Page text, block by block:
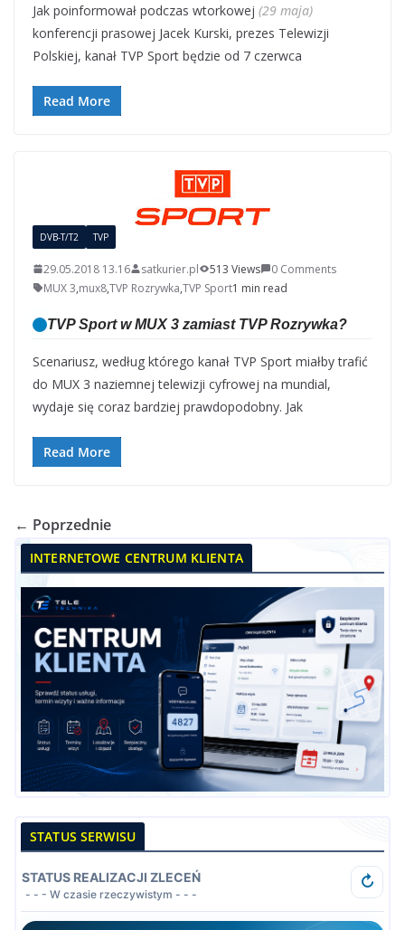
Jak poinformował podczas wtorkowej (29 maja)
konferencji prasowej Jacek Kurski, prezes Telewizji
Polskiej, kanał TVP Sport będzie od 7 czerwca
Read More
DVB-T/T2 TVP
29.05.2018 13.16 satkurier.pl 513 Views
0 Comments
MUX 3,mux8,TVP Rozrywka,TVP Sport1 min read
TVP Sport w MUX 3 zamiast TVP Rozrywka?
Scenariusz, według którego kanał TVP Sport miałby trafić
do MUX 3 naziemnej telewizji cyfrowej na mundial,
wydaje się coraz bardziej prawdopodobny. Jak
Read More
← Poprzednie
INTERNETOWE CENTRUM KLIENTA
STATUS SERWISU
STATUS REALIZACJI ZLECEŃ
- - - W czasie rzeczywistym - - -
↻